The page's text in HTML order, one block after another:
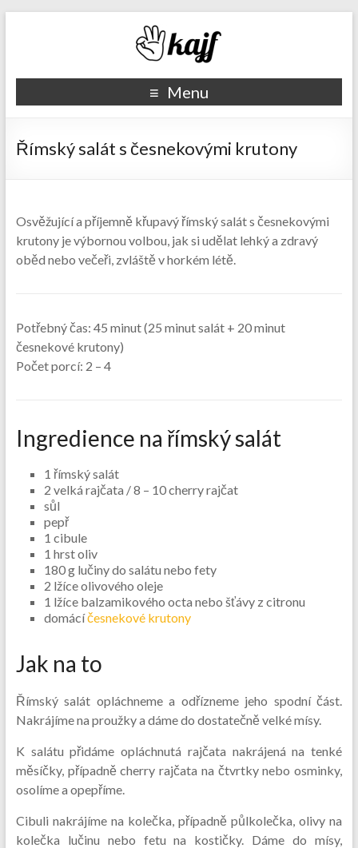
Recepty kajf.cz
Menu
Římský salát s česnekovými krutony
Osvěžující a příjemně křupavý římský salát s česnekovými
krutony je výbornou volbou, jak si udělat lehký a zdravý
oběd nebo večeři, zvláště v horkém létě.
Potřebný čas: 45 minut (25 minut salát + 20 minut
česnekové krutony)
Počet porcí: 2 – 4
Ingredience na římský salát
1 římský salát
2 velká rajčata / 8 – 10 cherry rajčat
sůl
pepř
1 cibule
1 hrst oliv
180 g lučiny do salátu nebo fety
2 lžíce olivového oleje
1 lžíce balzamikového octa nebo šťávy z citronu
domácíčesnekové krutony
Jak na to
Římský salát opláchneme a odřízneme jeho spodní část.
Nakrájíme na proužky a dáme do dostatečně velké mísy.
K salátu přidáme opláchnutá rajčata nakrájená na tenké
měsíčky, případně cherry rajčata na čtvrtky nebo osminky,
osolíme a opepříme.
Cibuli nakrájíme na kolečka, případně půlkolečka, olivy na
kolečka lučinu nebo fetu na kostičky. Dáme do mísy,